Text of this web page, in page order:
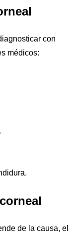
con
médicos:
de la causa, el